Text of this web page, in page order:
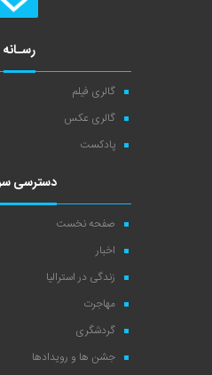
رسـانه
گالری فیلم
گالری عکس
پادکست
دسترسی
صفحه نخست
اخبار
زندگی در استرالیا
مهاجرت
گردشگری
جشن ها و رویدادها